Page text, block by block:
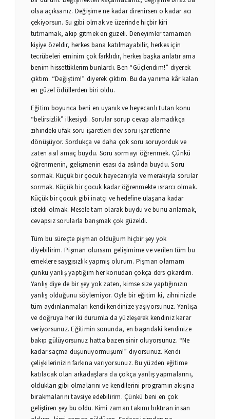
olsa açıksanız. Değişime ne kadar direnirsen o kadar acı
çekiyorsun. Su gibi olmak ve üzerinde hiçbir kiri
tutmamak, akıp gitmek en güzeli. Deneyimler tamamen
kişiye özeldir, herkes bana katılmayabilir, herkes için
tecrübeleri eminim çok farklıdır, herkes başka anlatır ama
benim hissettiklerim bunlardı. Ben “Güçlendim!” diyerek
çıktım. “Değiştim!” diyerek çıktım. Bu da yanıma kâr kalan
en güzel ödüllerden biri oldu.
Eğitim boyunca beni en uyanık ve heyecanlı tutan konu
“belirsizlik” ilkesiydi. Sorular sorup cevap alamadıkça
zihindeki ufak soru işaretleri dev soru işaretlerine
dönüşüyor. Sordukça ve daha çok soru soruyorduk ve
zaten asıl amaç buydu. Soru sormayı öğrenmek. Çünkü
öğrenmenin, gelişmenin esası da aslında buydu. Soru
sormak. Küçük bir çocuk heyecanıyla ve merakıyla sorular
sormak. Küçük bir çocuk kadar öğrenmekte ısrarcı olmak.
Küçük bir çocuk gibi inatçı ve hedefine ulaşana kadar
istekli olmak. Mesele tam olarak buydu ve bunu anlamak,
cevapsız sorularla barışmak çok güzeldi.
Tüm bu süreçte pişman olduğum hiçbir şey yok
diyebilirim. Pişman olursam gelişimime ve verilen tüm bu
emeklere saygısızlık yapmış olurum. Pişman olamam
çünkü yanlış yaptığım her konudan çokça ders çıkardım.
Yanlış diye de bir şey yok zaten, kimse size yaptığınızın
yanlış olduğunu söylemiyor. Öyle bir eğitim ki, zihninizde
tüm aydınlanmaları kendi kendinize yaşıyorsunuz. Yanlışa
ve doğruya her iki durumla da yüzleşerek kendiniz karar
veriyorsunuz. Eğitimin sonunda, en başındaki kendinize
bakıp gülüyorsunuz hatta bazen sinir oluyorsunuz. “Ne
kadar saçma düşünüyormuşum!” diyorsunuz. Kendi
çelişkilerinizin farkına varıyorsunuz. Bu yüzden eğitime
katılacak olan arkadaşlara da çokça yanlış yapmalarını,
oldukları gibi olmalarını ve kendilerini programın akışına
bırakmalarını tavsiye edebilirim. Çünkü beni en çok
geliştiren şey bu oldu. Kimi zaman takımı bıktıran insan